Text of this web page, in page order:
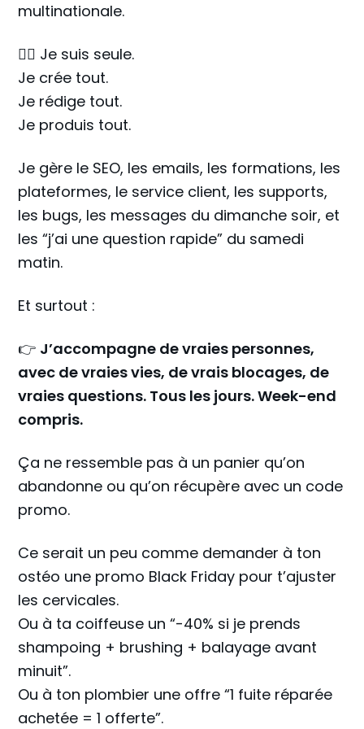
multinationale.
🧍‍♀️ Je suis seule.
Je crée tout.
Je rédige tout.
Je produis tout.
Je gère le SEO, les emails, les formations, les
plateformes, le service client, les supports,
les bugs, les messages du dimanche soir, et
les “j’ai une question rapide” du samedi
matin.
Et surtout :
👉 J’accompagne de vraies personnes,
avec de vraies vies, de vrais blocages, de
vraies questions. Tous les jours. Week-end
compris.
Ça ne ressemble pas à un panier qu’on
abandonne ou qu’on récupère avec un code
promo.
Ce serait un peu comme demander à ton
ostéo une promo Black Friday pour t’ajuster
les cervicales.
Ou à ta coiffeuse un “-40% si je prends
shampoing + brushing + balayage avant
minuit”.
Ou à ton plombier une offre “1 fuite réparée
achetée = 1 offerte”.